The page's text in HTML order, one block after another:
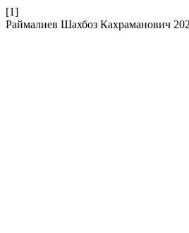
[1]
Раймалиев Шахбоз